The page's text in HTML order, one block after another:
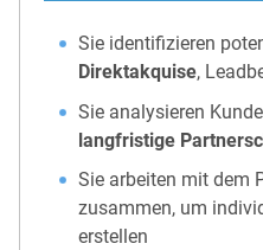
Sie identifizieren
Direktakquise,
Sie analysieren
langfristige
Sie arbeiten mit dem
zusammen, um
erstellen